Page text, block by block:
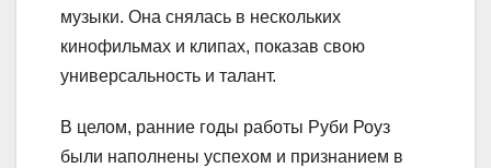
музыки. Она снялась в нескольких
кинофильмах и клипах, показав свою
универсальность и талант.
В целом, ранние годы работы Руби Роуз
были наполнены успехом и признанием в